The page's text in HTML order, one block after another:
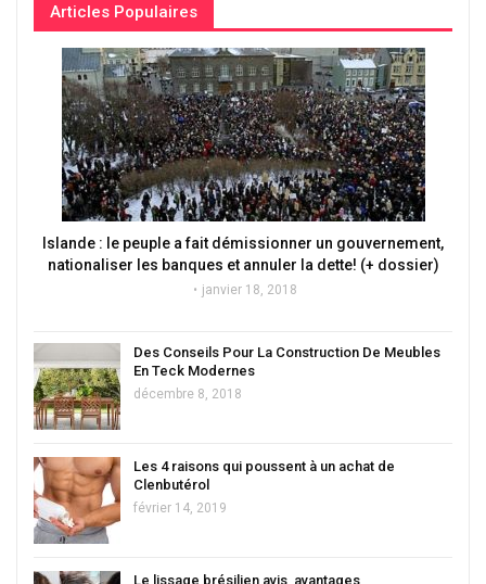
Articles Populaires
Islande : le peuple a fait démissionner un gouvernement,
nationaliser les banques et annuler la dette! (+ dossier)
janvier 18, 2018
Des Conseils Pour La Construction De Meubles
En Teck Modernes
décembre 8, 2018
Les 4 raisons qui poussent à un achat de
Clenbutérol
février 14, 2019
Le lissage brésilien avis, avantages,